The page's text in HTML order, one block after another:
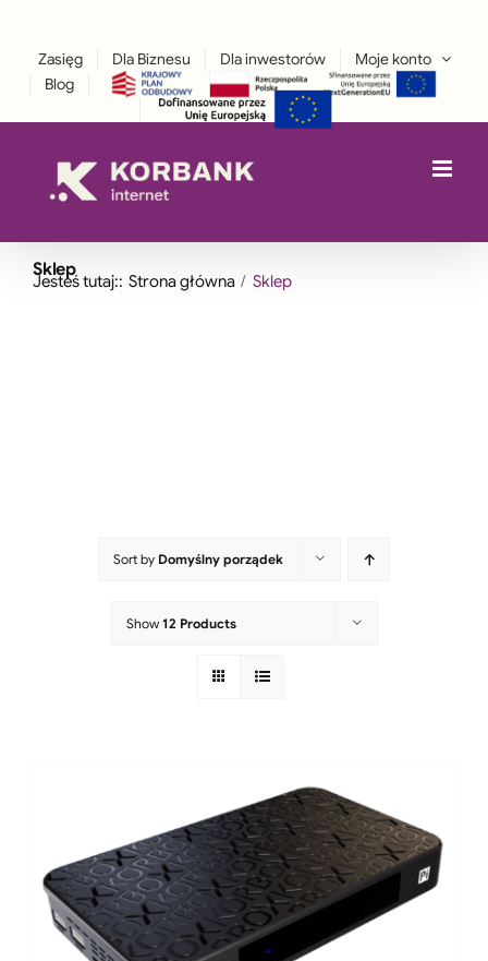
zawartości
Zasięg Dla Biznesu Dla inwestorów
Moje konto
Blog
Sklep
Jesteś tutaj:: Strona główna Sklep
Sort by Domyślny porządek
Show 12 Products